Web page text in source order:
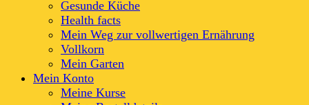
Gesunde Küche
Health facts
Mein Weg zur vollwertigen Ernährung
Vollkorn
Mein Garten
Mein Konto
Meine Kurse